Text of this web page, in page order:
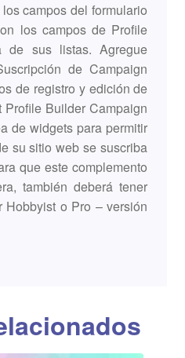
campos del formulario
los campos de Profile
de sus listas. Agregue
de Campaign
de registro y edición de
Builder Campaign
de widgets para permitir
su sitio web se suscriba
que este complemento
también deberá tener
Hobbyist o Pro – versión